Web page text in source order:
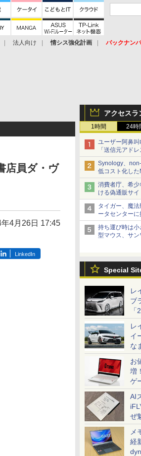
法人向け 情シス強化計画 バックナン
アクセスラ
1時間 24時
ユーザー阿鼻
「送信元アド
【やじうま
Synology、
低コスト化し
ーズ 予算を抑
アップグレード
消費者庁、希
ける偽通販サ
イン名を公表
タイガー、魔
ータセンター
で 「ステンレ
持ち運び時は
型マウス、サ
Special
レ
ブ
レ
イ
な
お
増
ゲ
AI
ぜ
メ
経
店員ダ・ヴ
年4月26日 17:45
LinkedIn